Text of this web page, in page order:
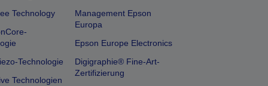
Technology
Technologie
Technologien
Management Epson
Europa
Epson Europe Electronics
Digigraphie® Fine-Art-
Zertifizierung